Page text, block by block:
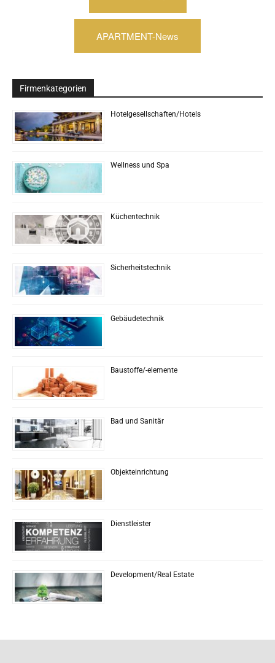
APARTMENT-News
Firmenkategorien
Hotelgesellschaften/Hotels
Wellness und Spa
Küchentechnik
Sicherheitstechnik
Gebäudetechnik
Baustoffe/-elemente
Bad und Sanitär
Objekteinrichtung
Dienstleister
Development/Real Estate